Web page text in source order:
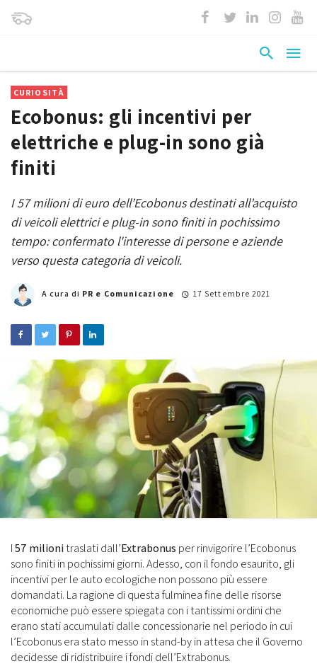
CURIOSITÀ
Ecobonus: gli incentivi per
elettriche e plug-in sono già
finiti
I 57 milioni di euro dell’Ecobonus destinati all’acquisto
di veicoli elettrici e plug-in sono finiti in pochissimo
tempo: confermato l'interesse di persone e aziende
verso questa categoria di veicoli.
A cura di PR e Comunicazione 17 Settembre 2021
I57 milionitraslati dall’Extrabonus per rinvigorire l’Ecobonus
sono finiti in pochissimi giorni. Adesso, con il fondo esaurito, gli
incentivi per le auto ecologiche non possono più essere
domandati. La ragione di questa fulminea fine delle risorse
economiche può essere spiegata con i tantissimi ordini che
erano stati accumulati dalle concessionarie nel periodo in cui
l’Ecobonus era stato messo in stand-by in attesa che il Governo
decidesse di ridistribuire i fondi dell’Extrabonus.